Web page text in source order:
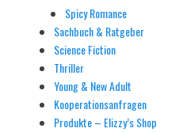
Spicy Romance
Sachbuch & Ratgeber
Science Fiction
Thriller
Young & New Adult
Kooperationsanfragen
Produkte – Elizzy’s Shop